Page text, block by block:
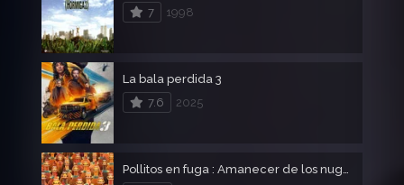
7
1998
La bala perdida 3
7.6
2025
Pollitos en fuga : Amanecer de los nuggets (Chicken run)